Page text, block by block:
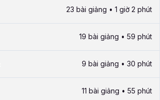
23 bài giảng • 1 giờ 2 phút
19 bài giảng • 59 phút
9 bài giảng • 30 phút
11 bài giảng • 55 phút